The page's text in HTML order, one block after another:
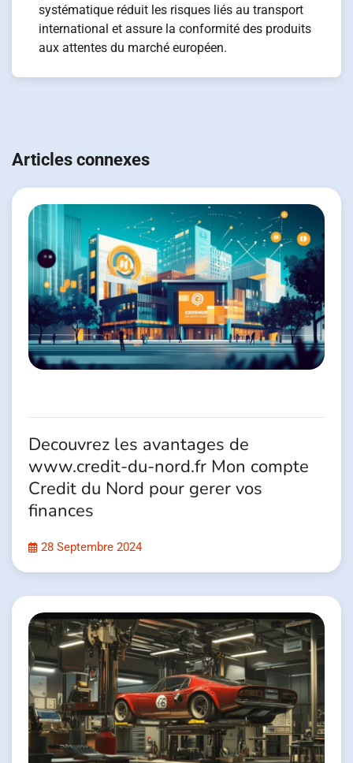
systématique réduit les risques liés au transport
international et assure la conformité des produits
aux attentes du marché européen.
de
Articles connexes
Decouvrez les avantages de
www.credit-du-nord.fr Mon compte
Credit du Nord pour gerer vos
finances
28 Septembre 2024